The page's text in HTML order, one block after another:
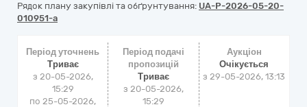
Рядок плану закупівлі та обґрунтування: UA-P-2026-05-20-
010951-a
Період уточнень
Триває
з 20-05-2026,
15:29
по 25-05-2026,
Період подачі
пропозицій
Триває
з 20-05-2026,
15:29
Аукціон
Очікується
з29-05-2026, 13:13